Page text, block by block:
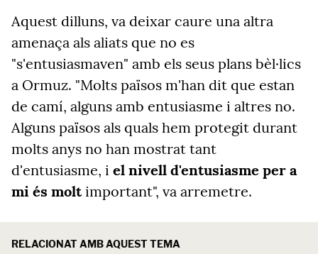
Aquest dilluns, va deixar caure una altra
amenaça als aliats que no es
"s'entusiasmaven" amb els seus plans bèl·lics
a Ormuz. "Molts països m'han dit que estan
de camí, alguns amb entusiasme i altres no.
Alguns països als quals hem protegit durant
molts anys no han mostrat tant
d'entusiasme, i el nivell d'entusiasme per a
mi és moltimportant", va arremetre.
RELACIONAT AMB AQUEST TEMA